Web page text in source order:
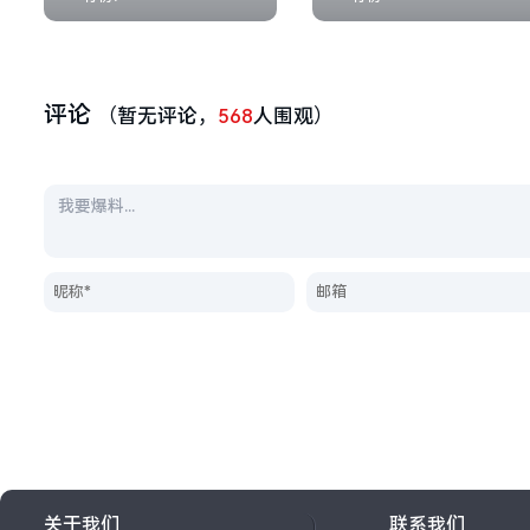
评论 （暂无评论， 568人围观）
关于我们 联系我们